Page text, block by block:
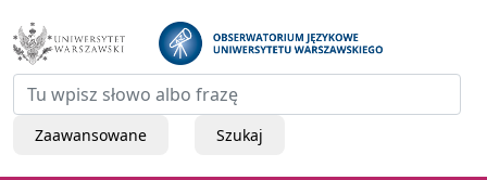
Zaawansowane Szukaj